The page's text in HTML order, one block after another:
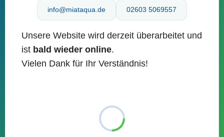
content
info@miataqua.de 02603 5069557
Unsere Website wird derzeit überarbeitet und
ist bald wieder online.
Vielen Dank für Ihr Verständnis!